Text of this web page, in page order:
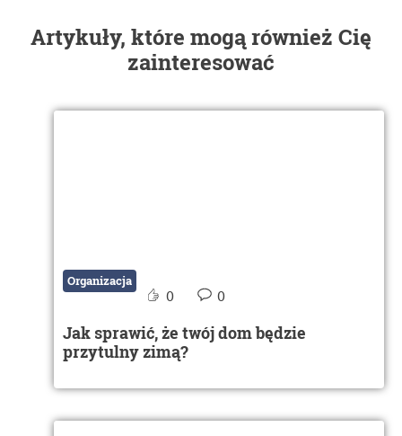
Artykuły, które mogą również Cię
zainteresować
Organizacja
0 0
Jak sprawić, że twój dom będzie
przytulny zimą?